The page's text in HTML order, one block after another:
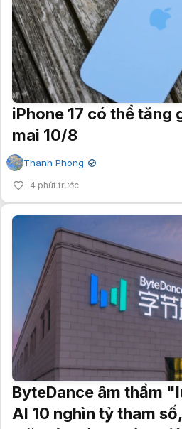
iPhone 17 có thể tăng
mai 10/8
Thanh Phong ✔
4 phút trước
ByteDance âm thầm
AI 10 nghìn tỷ tham